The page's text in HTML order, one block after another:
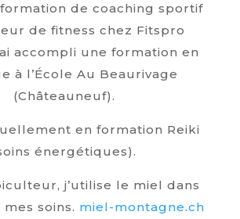
de coaching sportif
de fitness chez Fitspro
accompli une formation en
à l’École Au Beaurivage
(Châteauneuf).
en formation Reiki
énergétiques).
j’utilise le miel dans
soins. miel-montagne.ch